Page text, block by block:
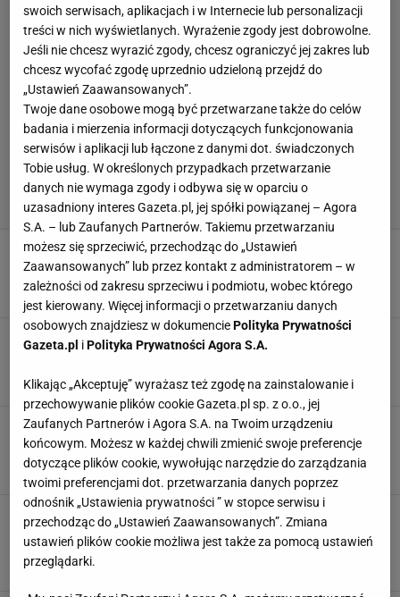
Nie masz miejsca na łóżko? Te materace
uratują Twój sen i kręgosłup
KOŁDRA MATERAC PODUSZKA
Ta bawełniana pościel z Home&You wygląda
jak z katalogu. Idealna na wiosnę
KOMPLET POŚCIELI KOŁDRA PODUSZKI POŚCIEL
Bawełniana pościel za mniej niż 50 zł. Ten
model wygląda jak z luksusowej kolekcji
KOMPLET POŚCIELI KOŁDRA PODUSZKI POŚCIEL
Ten komplet z Ikei to prawdziwa perełka.
Hotelowa miękkość i styl za mniej niż 100 zł
KOŁDRA
swoich serwisach, aplikacjach i w Internecie lub personalizacji
treści w nich wyświetlanych. Wyrażenie zgody jest dobrowolne.
Jeśli nie chcesz wyrazić zgody, chcesz ograniczyć jej zakres lub
chcesz wycofać zgodę uprzednio udzieloną przejdź do
„Ustawień Zaawansowanych”.
Twoje dane osobowe mogą być przetwarzane także do celów
badania i mierzenia informacji dotyczących funkcjonowania
serwisów i aplikacji lub łączone z danymi dot. świadczonych
Tobie usług. W określonych przypadkach przetwarzanie
danych nie wymaga zgody i odbywa się w oparciu o
uzasadniony interes Gazeta.pl, jej spółki powiązanej – Agora
S.A. – lub Zaufanych Partnerów. Takiemu przetwarzaniu
możesz się sprzeciwić, przechodząc do „Ustawień
Zaawansowanych” lub przez kontakt z administratorem – w
zależności od zakresu sprzeciwu i podmiotu, wobec którego
jest kierowany. Więcej informacji o przetwarzaniu danych
osobowych znajdziesz w dokumenciePolityka Prywatności
Gazeta.pl iPolityka Prywatności Agora S.A.
Klikając „Akceptuję” wyrażasz też zgodę na zainstalowanie i
przechowywanie plików cookie Gazeta.pl sp. z o.o., jej
Zaufanych Partnerów i Agora S.A. na Twoim urządzeniu
końcowym. Możesz w każdej chwili zmienić swoje preferencje
dotyczące plików cookie, wywołując narzędzie do zarządzania
twoimi preferencjami dot. przetwarzania danych poprzez
odnośnik „Ustawienia prywatności ” w stopce serwisu i
przechodząc do „Ustawień Zaawansowanych”. Zmiana
ustawień plików cookie możliwa jest także za pomocą ustawień
przeglądarki.